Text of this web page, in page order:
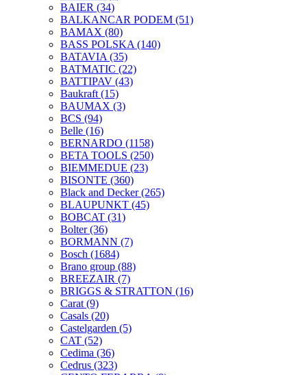
BAIER (34)
BALKANCAR PODEM (51)
BAMAX (80)
BASS POLSKA (140)
BATAVIA (35)
BATMATIC (22)
BATTIPAV (43)
Baukraft (15)
BAUMAX (3)
BCS (94)
Belle (16)
BERNARDO (1158)
BETA TOOLS (250)
BIEMMEDUE (23)
BISONTE (360)
Black and Decker(265)
BLAUPUNKT (45)
BOBCAT (31)
Bolter(36)
BORMANN (7)
Bosch (1684)
Brano group (88)
BREEZAIR (7)
BRIGGS & STRATTON (16)
Carat (9)
Casals (20)
Castelgarden (5)
CAT (52)
Cedima (36)
Cedrus (323)